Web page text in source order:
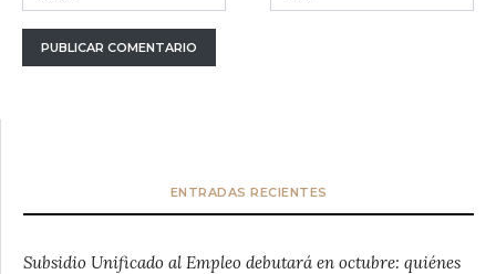
ENTRADAS RECIENTES
Subsidio Unificado al Empleo debutará en octubre: quiénes